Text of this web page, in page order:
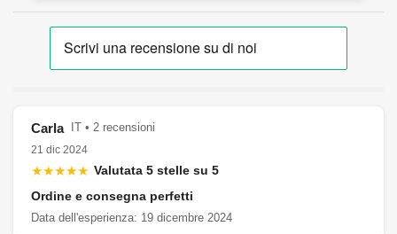
Carla
IT • 2 recensioni
21 dic 2024
★★★★★ Valutata 5 stelle su 5
Ordine e consegna perfetti
Data dell'esperienza: 19 dicembre 2024